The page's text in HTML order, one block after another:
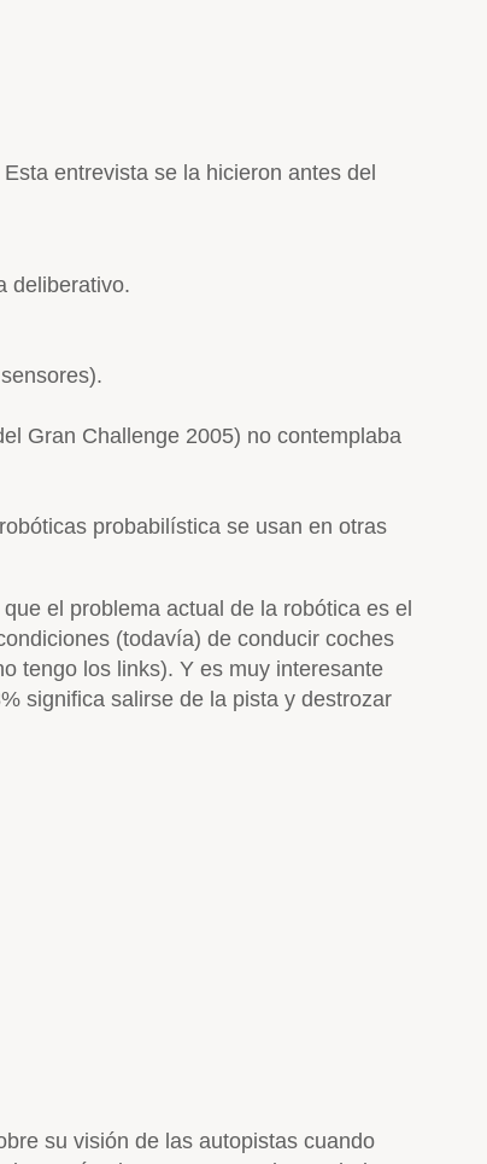
Esta entrevista se la hicieron antes del
deliberativo.
Gran Challenge 2005) no contemplaba
probabilística se usan en otras
el problema actual de la robótica es el
(todavía) de conducir coches
tengo los links). Y es muy interesante
significa salirse de la pista y destrozar
su visión de las autopistas cuando